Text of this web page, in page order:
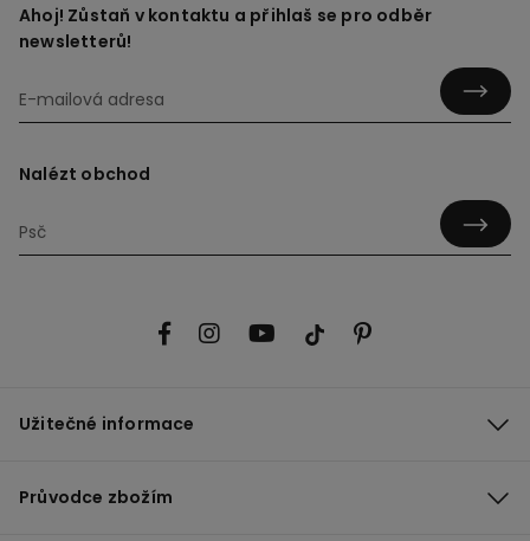
Ahoj! Zůstaň v kontaktu a přihlaš se pro odběr
newsletterů!
Nalézt obchod
Užitečné informace
Průvodce zbožím